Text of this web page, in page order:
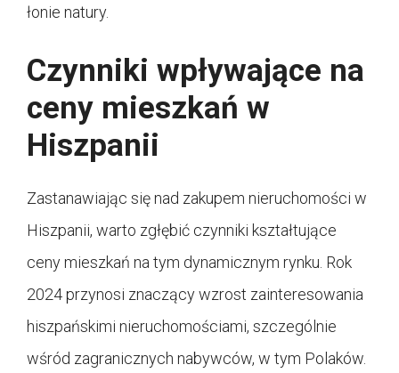
łonie natury.
Czynniki wpływające na
ceny mieszkań w
Hiszpanii
Zastanawiając się nad zakupem nieruchomości w
Hiszpanii, warto zgłębić czynniki kształtujące
ceny mieszkań na tym dynamicznym rynku. Rok
2024 przynosi znaczący wzrost zainteresowania
hiszpańskimi nieruchomościami, szczególnie
wśród zagranicznych nabywców, w tym Polaków.